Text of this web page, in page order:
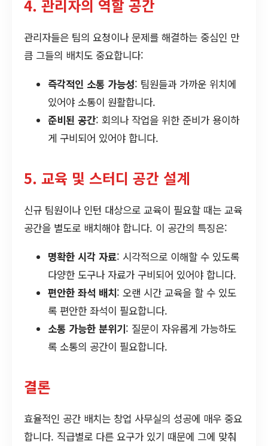
4. 관리자의 역할 공간
관리자들은 팀의 요청이나 문제를 해결하는 중심인 만
큼 그들의 배치도 중요합니다:
즉각적인 소통 가능성: 팀원들과 가까운 위치에
있어야 소통이 원활합니다.
준비된 공간: 회의나 작업을 위한 준비가 용이하
게 구비되어 있어야 합니다.
5. 교육 및 스터디 공간 설계
신규 팀원이나 인턴 대상으로 교육이 필요할 때는 교육
공간을 별도로 배치해야 합니다. 이 공간의 특징은:
명확한 시각 자료: 시각적으로 이해할 수 있도록
다양한 도구나 자료가 구비되어 있어야 합니다.
편안한 좌석 배치: 오랜 시간 교육을 할 수 있도
록 편안한 좌석이 필요합니다.
소통 가능한 분위기: 질문이 자유롭게 가능하도
록 소통의 공간이 필요합니다.
결론
효율적인 공간 배치는 창업 사무실의 성공에 매우 중요
합니다. 직급별로 다른 요구가 있기 때문에 그에 맞춰